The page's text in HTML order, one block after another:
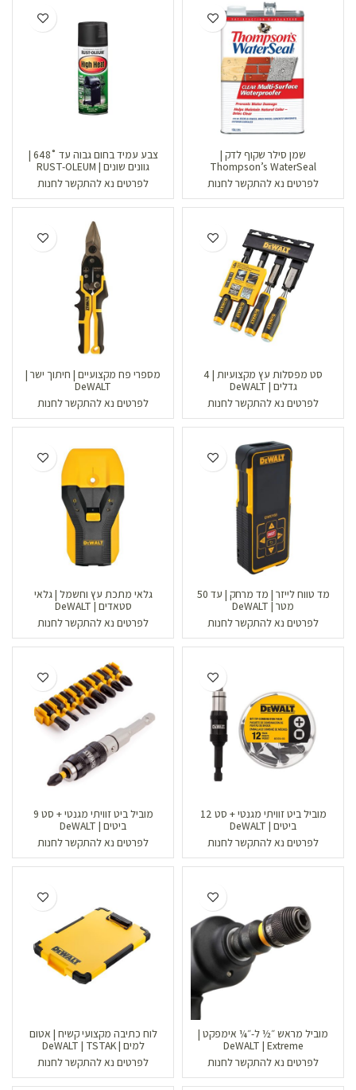
שמן סילר שקוף לדק |
Thompson’s WaterSeal
לפרטים נא להתקשר לחנות
צבע עמיד בחום גבוה עד ˚648 |
גוונים שונים | RUST-OLEUM
לפרטים נא להתקשר לחנות
סט מפסלות עץ מקצועיות | 4
גדלים | DeWALT
לפרטים נא להתקשר לחנות
מספרי פח מקצועיים | חיתוך ישר |
DeWALT
לפרטים נא להתקשר לחנות
מד טווח לייזר | מד מרחק | עד 50
מטר | DeWALT
לפרטים נא להתקשר לחנות
גלאי מתכת עץ וחשמל | גלאי
סטאדים | DeWALT
לפרטים נא להתקשר לחנות
מוביל ביט זוויתי מגנטי + סט 12
ביטים | DeWALT
לפרטים נא להתקשר לחנות
מוביל ביט זוויתי מגנטי + סט 9
ביטים | DeWALT
לפרטים נא להתקשר לחנות
מוביל מראש ״½ ל-״¼ אימפקט |
DeWALT | Extreme
לפרטים נא להתקשר לחנות
לוח כתיבה מקצועי קשיח | אטום
למים | DeWALT | TSTAK
לפרטים נא להתקשר לחנות